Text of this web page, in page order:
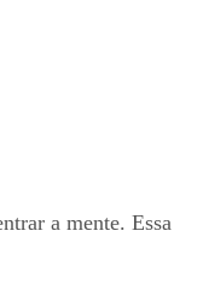
a mente. Essa